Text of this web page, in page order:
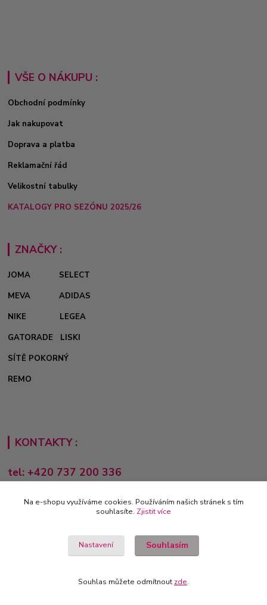
VŠE O NÁKUPU :
Obchodní podmínky
Jak nakupovat
Doprava a platba
Reklamační řád
Velikostní tabulky
KATALOGY PRO SEZÓNU 2025/26
ZNAČKY :
JOMA
SELECT
MEVA
ADIDAS
NIKE
LEGEA
GATORADE
LISKI
SÍTĚ POKORNÝ
REMO
KONTAKTY :
tel: +420 737 200 336
Pondělí-Pátek: 8 - 17 hodin
obchod@e-sporting.cz
Na e-shopu využíváme cookies. Používáním našich stránek s tím
souhlasíte. Zjistit více
Nastavení Souhlasím
Souhlas můžete odmítnout zde.